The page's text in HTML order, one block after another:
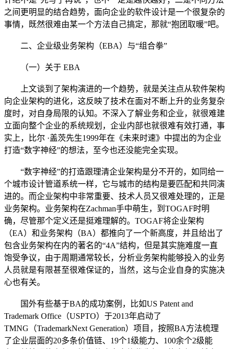
之间更明显的结合趋势，面向企业的软件设计是一个很复杂的
事情，既然很难由某一个方法自己搞定，那就“抱团取暖”吧。
二、企业级业务架构（EBA）与“组合拳”
（一）关于 EBA
上文谈到了架构演进的一个趋势，就是关注点从软件架构
向企业架构的进化，这反映了技术在面对不断上升的业务复杂
度时，对自身局限的认知。不深入了解业务和企业，就很难建
立面向整个企业的系统规划，企业内部也就很难有效打通，事
实上，比尔 ·盖茨先生1999年在《未来时速》中提出的为企业
打造“数字神经”的想法，至今也还没能完全实现。
“数字神经”的打造跟理清企业架构是分不开的，如同给一
个城市设计管道系统一样，它与城市的结构是要匹配和共同演
进的。而企业架构中非常重要、技术人员又很难处理的，正是
业务架构。业务架构在Zachman手中萌生，到TOGAF时明
确，尽管那个定义还是挺难理解的。TOGAF将企业架构
（EA）和业务架构（BA）都推向了一个新高度，并且给出了
包含业务架构在内的著名的“4A”结构，但是其实施难度一直
饱受争议，由于周期通常较长，分析业务架构能够投入的业务
人员就是有限甚至很难保证的，当然，这与企业自身的实施决
心也有关。
国外有些基于BA的成功案例，比如US Patent and
Trademark Office（USPTO）于2013年启动了
TMNG（TrademarkNext Generation）项目，按照BA方法梳理
了企业层面的20多条价值链、19个1级能力、100余个2级能